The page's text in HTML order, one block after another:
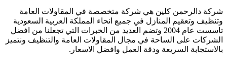
شركة دالرحمن كلين هي شركة متخصصة في المقاولات العامة
وتنظيف وتعقيم المنازل في جميع انحاء المملكة العربية السعودية
تاسست عام 2004 وتضم العديد من الخبرات التي تجعلنا من افضل
الشركات على الساحة في مجال المقاولات العامة والتنظيف ونتميز
بالاستجابة السريعة ودقة العمل وافضل الاسعار.